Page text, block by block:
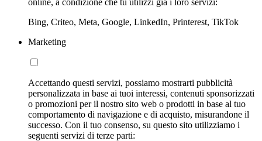
Bing, Criteo, Meta, Google, LinkedIn, Printerest, TikTok
Marketing
Accettando questi servizi, possiamo mostrarti pubblicità
personalizzata in base ai tuoi interessi, contenuti sponsorizzati
o promozioni per il nostro sito web o prodotti in base al tuo
comportamento di navigazione e di acquisto, misurandone il
successo. Con il tuo consenso, su questo sito utilizziamo i
seguenti servizi di terze parti: